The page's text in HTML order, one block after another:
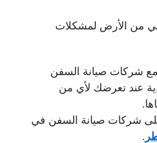
تقي من الأرض لمشكلات
مع شركات صيانة السفن
عند تعرضك لأي من
شركات صيانة السفن في
.